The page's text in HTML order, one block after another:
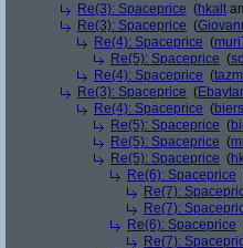
Re(3): Spaceprice (hkalt
Re(3): Spaceprice (
Re(4): Spaceprice (
Re(5): Spaceprice (
Re(4): Spaceprice (
Re(3): Spaceprice (
Re(4): Spaceprice (
Re(5): Spaceprice (
Re(5): Spaceprice (
Re(5): Spaceprice (
Re(6): Spaceprice
Re(7):
Re(7):
Re(6): Spaceprice
Re(7):